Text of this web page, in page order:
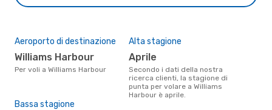
Aeroporto di destinazione
Williams Harbour
Per voli a Williams Harbour
Alta stagione
aprile
Secondo i dati della nostra
ricerca clienti, la stagione di
punta per volare a Williams
Harbour è aprile.
Bassa stagione